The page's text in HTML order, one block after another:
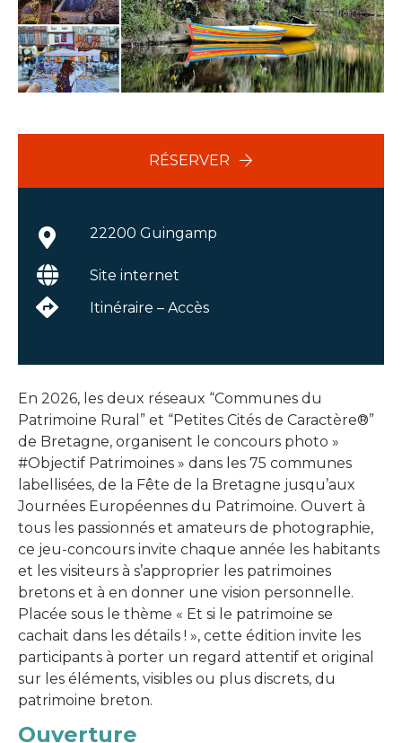
En 2026, les deux réseaux “Communes du
Patrimoine Rural” et “Petites Cités de Caractère®”
de Bretagne, organisent le concours photo »
#Objectif Patrimoines » dans les 75 communes
labellisées, de la Fête de la Bretagne jusqu’aux
Journées Européennes du Patrimoine. Ouvert à
tous les passionnés et amateurs de photographie,
ce jeu-concours invite chaque année les habitants
et les visiteurs à s’approprier les patrimoines
bretons et à en donner une vision personnelle.
Placée sous le thème « Et si le patrimoine se
cachait dans les détails ! », cette édition invite les
participants à porter un regard attentif et original
sur les éléments, visibles ou plus discrets, du
patrimoine breton.
Ouverture
RÉSERVER
22200 Guingamp
Site internet
Itinéraire – Accès